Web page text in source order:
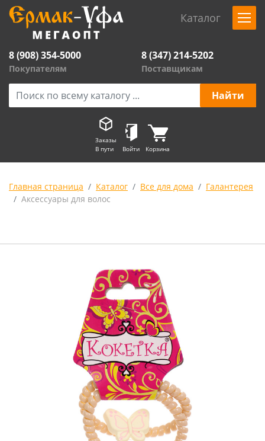
Каталог
8 (908) 354-5000
Покупателям
8 (347) 214-5202
Поставщикам
Заказы
В пути
Войти Корзина
Главная страница Каталог Все для дома
Галантерея
Аксессуары для волос